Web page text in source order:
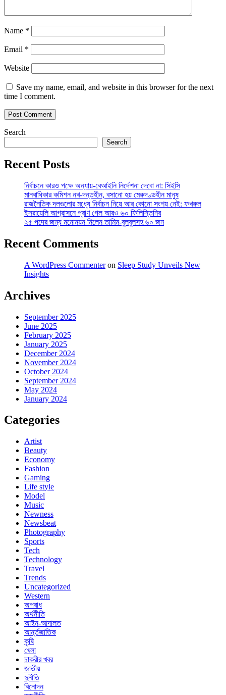
Name *
Email *
Website
Save my name, email, and website in this browser for the next
time I comment.
Search
Search
Recent Posts
নির্বাচনে কারও পক্ষে অন্যায়-বেআইনি নির্দেশনা দেবো না: সিইসি
মানবাধিকার কমিশন নখ-দন্তহীন, বসানো হয় মেরুদণ্ডহীন মানুষ
রাজনৈতিক দলগুলোর মধ্যে নির্বাচন নিয়ে আর কোনো সংশয় নেই: ফখরুল
ইসরায়েলি আগ্রাসনে প্রাণ গেল আরও ৬০ ফিলিস্তিনির
২৫ পদের জন্য মনোনয়ন নিলেন তামিম-বুলবুলসহ ৬০ জন
Recent Comments
A WordPress Commenteron Sleep Study Unveils New
Insights
Archives
September 2025
June 2025
February 2025
January 2025
December 2024
November 2024
October 2024
September 2024
May 2024
January 2024
Categories
Artist
Beauty
Economy
Fashion
Gaming
Life style
Model
Music
Newness
Newsbeat
Photography
Sports
Tech
Technology
Travel
Trends
Uncategorized
Western
অপরাধ
অর্থনীতি
আইন-আদালত
আর্ন্তজাতিক
কৃষি
খেলা
চাকরীর খবর
জাতীয়
দুর্নীতি
বিনোদন